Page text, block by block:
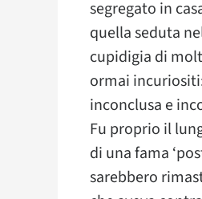
segregato in
quella seduta
cupidigia di
ormai
inconclusa e
Fu proprio il
di una fama
sarebbero